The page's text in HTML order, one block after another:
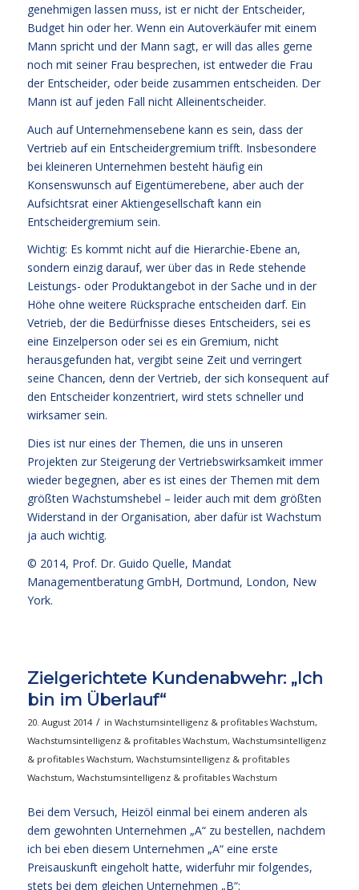
genehmigen lassen muss, ist er nicht der Entscheider,
Budget hin oder her. Wenn ein Autoverkäufer mit einem
Mann spricht und der Mann sagt, er will das alles gerne
noch mit seiner Frau besprechen, ist entweder die Frau
der Entscheider, oder beide zusammen entscheiden. Der
Mann ist auf jeden Fall nicht Alleinentscheider.
Auch auf Unternehmensebene kann es sein, dass der
Vertrieb auf ein Entscheidergremium trifft. Insbesondere
bei kleineren Unternehmen besteht häufig ein
Konsenswunsch auf Eigentümerebene, aber auch der
Aufsichtsrat einer Aktiengesellschaft kann ein
Entscheidergremium sein.
Wichtig: Es kommt nicht auf die Hierarchie-Ebene an,
sondern einzig darauf, wer über das in Rede stehende
Leistungs- oder Produktangebot in der Sache und in der
Höhe ohne weitere Rücksprache entscheiden darf. Ein
Vetrieb, der die Bedürfnisse dieses Entscheiders, sei es
eine Einzelperson oder sei es ein Gremium, nicht
herausgefunden hat, vergibt seine Zeit und verringert
seine Chancen, denn der Vertrieb, der sich konsequent auf
den Entscheider konzentriert, wird stets schneller und
wirksamer sein.
Dies ist nur eines der Themen, die uns in unseren
Projekten zur Steigerung der Vertriebswirksamkeit immer
wieder begegnen, aber es ist eines der Themen mit dem
größten Wachstumshebel – leider auch mit dem größten
Widerstand in der Organisation, aber dafür ist Wachstum
ja auch wichtig.
© 2014, Prof. Dr. Guido Quelle, Mandat
Managementberatung GmbH, Dortmund, London, New
York.
Zielgerichtete Kundenabwehr: „Ich
bin im Überlauf“
20. August 2014 / in Wachstumsintelligenz & profitables Wachstum,
Wachstumsintelligenz & profitables Wachstum, Wachstumsintelligenz
& profitables Wachstum, Wachstumsintelligenz & profitables
Wachstum, Wachstumsintelligenz & profitables Wachstum
Bei dem Versuch, Heizöl einmal bei einem anderen als
dem gewohnten Unternehmen „A“ zu bestellen, nachdem
ich bei eben diesem Unternehmen „A“ eine erste
Preisauskunft eingeholt hatte, widerfuhr mir folgendes,
stets bei dem gleichen Unternehmen „B“: